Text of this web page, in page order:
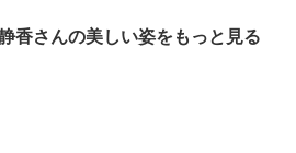
香さんの美しい姿をもっと見る